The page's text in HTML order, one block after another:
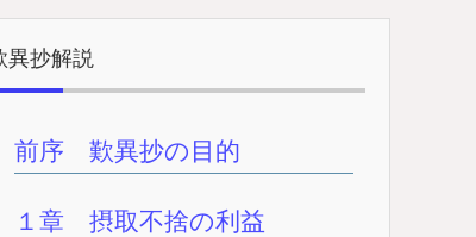
も障碍することなし。
異抄解説
前序 歎異抄の目的
１章 摂取不捨の利益